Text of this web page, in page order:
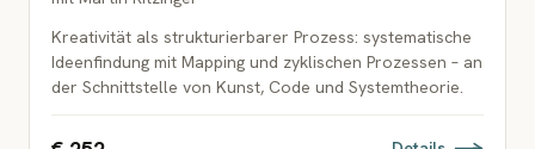
Kreativität als strukturierbarer Prozess: systematische
Ideenfindung mit Mapping und zyklischen Prozessen – an
der Schnittstelle von Kunst, Code und Systemtheorie.